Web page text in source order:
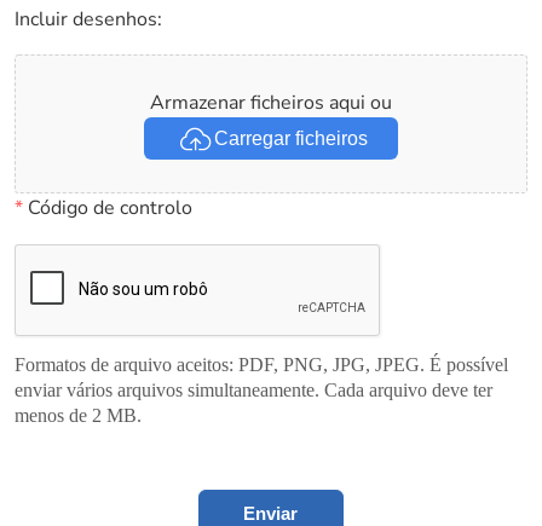
Incluir desenhos:
Armazenar ficheiros aqui ou
Carregar ficheiros
*Código de controlo
Formatos de arquivo aceitos: PDF, PNG, JPG, JPEG. É possível
enviar vários arquivos simultaneamente. Cada arquivo deve ter
menos de 2 MB.
Enviar